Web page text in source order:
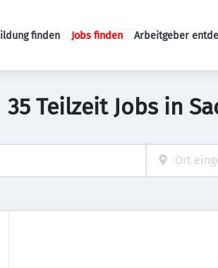
Haupt-
finden Jobs finden Arbeitgeber
35 Teilzeit Jobs in